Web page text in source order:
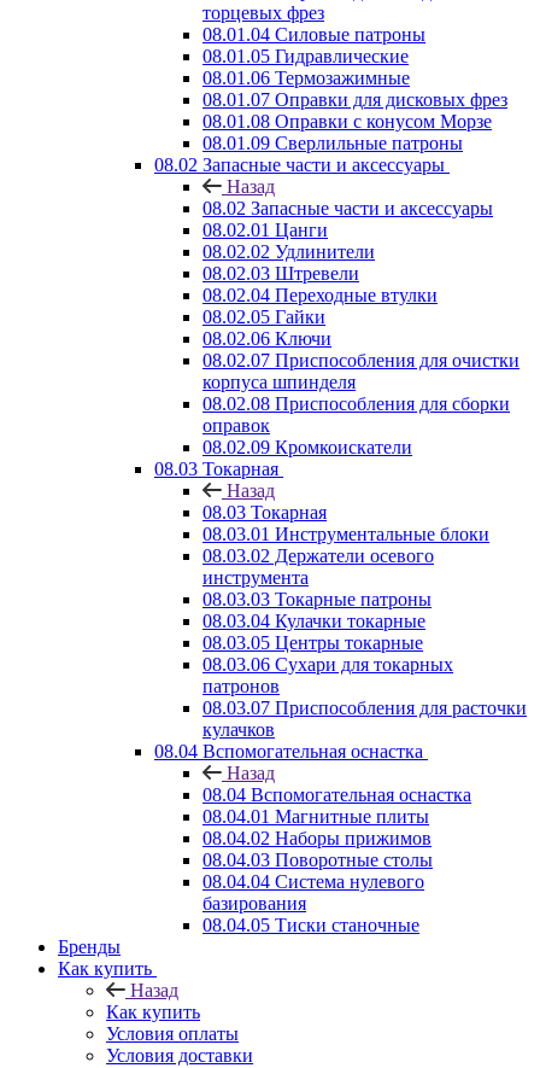
торцевых фрез
08.01.04 Силовые патроны
08.01.05 Гидравлические
08.01.06 Термозажимные
08.01.07 Оправки для дисковых фрез
08.01.08 Оправки с конусом Морзе
08.01.09 Сверлильные патроны
08.02 Запасные части и аксессуары
Назад
08.02 Запасные части и аксессуары
08.02.01 Цанги
08.02.02 Удлинители
08.02.03 Штревели
08.02.04 Переходные втулки
08.02.05 Гайки
08.02.06 Ключи
08.02.07 Приспособления для очистки
корпуса шпинделя
08.02.08 Приспособления для сборки
оправок
08.02.09 Кромкоискатели
08.03 Токарная
Назад
08.03 Токарная
08.03.01 Инструментальные блоки
08.03.02 Держатели осевого
инструмента
08.03.03 Токарные патроны
08.03.04 Кулачки токарные
08.03.05 Центры токарные
08.03.06 Сухари для токарных
патронов
08.03.07 Приспособления для расточки
кулачков
08.04 Вспомогательная оснастка
Назад
08.04 Вспомогательная оснастка
08.04.01 Магнитные плиты
08.04.02 Наборы прижимов
08.04.03 Поворотные столы
08.04.04 Система нулевого
базирования
08.04.05 Тиски станочные
Бренды
Как купить
Назад
Как купить
Условия оплаты
Условия доставки